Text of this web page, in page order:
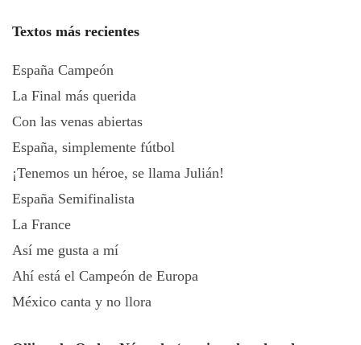
Textos más recientes
España Campeón
La Final más querida
Con las venas abiertas
España, simplemente fútbol
¡Tenemos un héroe, se llama Julián!
España Semifinalista
La France
Así me gusta a mí
Ahí está el Campeón de Europa
México canta y no llora